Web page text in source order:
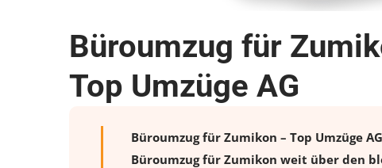
Büroumzug für
Top Umzüge AG
Büroumzug für Zumikon – Top Umzüge
Büroumzug für Zumikon weit über den